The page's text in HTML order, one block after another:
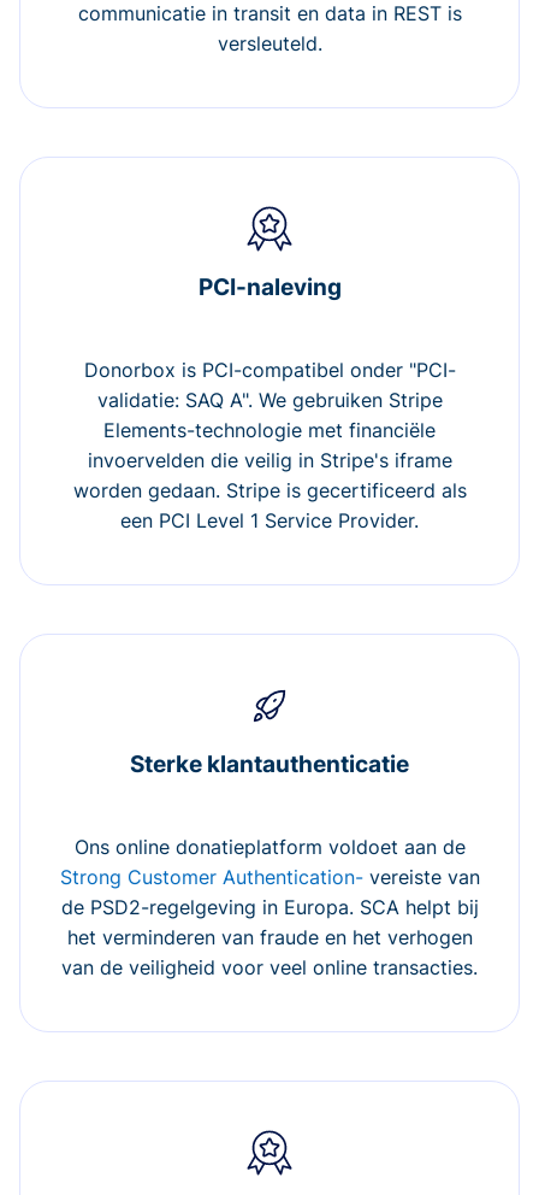
communicatie in transit en data in REST is
versleuteld.
PCI-naleving
Donorbox is PCI-compatibel onder "PCI-
validatie: SAQ A". We gebruiken Stripe
Elements-technologie met financiële
invoervelden die veilig in Stripe's iframe
worden gedaan. Stripe is gecertificeerd als
een PCI Level 1 Service Provider.
Sterke klantauthenticatie
Ons online donatieplatform voldoet aan de
Strong Customer Authentication-vereiste van
de PSD2-regelgeving in Europa. SCA helpt bij
het verminderen van fraude en het verhogen
van de veiligheid voor veel online transacties.